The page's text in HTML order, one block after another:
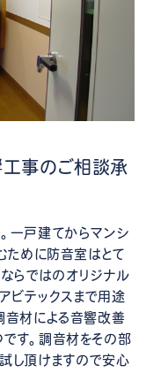
工事のご相談承
一戸建てからマンシ
ために防音室はとて
らではのオリジナル
ビテックスまで用途
音材による音響改善
す。調音材をその部
し頂けますので安心